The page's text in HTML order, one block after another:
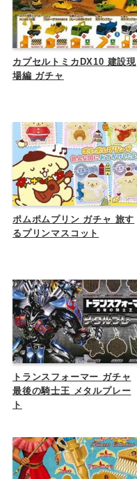
カプセルトミカDX10 建設現
場編 ガチャ
ポムポムプリン ガチャ 旅す
るプリンマスコット
トランスフォーマー ガチャ
最後の騎士王 メタルプレー
ト